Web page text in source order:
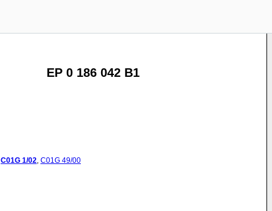
EP 0 186 042 B1
C01G 1/02, C01G 49/00